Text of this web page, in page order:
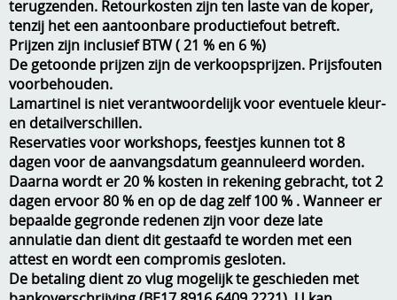
Andere
Boeken en magazines
Dies om te stansen
DVD-CD
Embossen
Handige extra's
Hechtingsmaterialen
Hout , MDF, kartonmateriaal, steen
Mijn account
Info
Anders creatief
Gastenboek
terugzenden. Retourkosten zijn ten laste van de koper,
tenzij het een aantoonbare productiefout betreft.
Prijzen zijn inclusief BTW ( 21 % en 6 %)
De getoonde prijzen zijn de verkoopsprijzen. Prijsfouten
voorbehouden.
Lamartinel is niet verantwoordelijk voor eventuele kleur-
en detailverschillen.
Reservaties voor workshops, feestjes kunnen tot 8
dagen voor de aanvangsdatum geannuleerd worden.
Daarna wordt er 20 % kosten in rekening gebracht, tot 2
dagen ervoor 80 % en op de dag zelf 100 % . Wanneer er
bepaalde gegronde redenen zijn voor deze late
annulatie dan dient dit gestaafd te worden met een
attest en wordt een compromis gesloten.
De betaling dient zo vlug mogelijk te geschieden met